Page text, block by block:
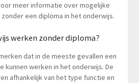
meer informatie over mogelijke
een diploma in het onderwijs.
werken zonder diploma?
dat in de meeste gevallen een
kunnen werken in het onderwijs. De
afhankelijk van het type functie en